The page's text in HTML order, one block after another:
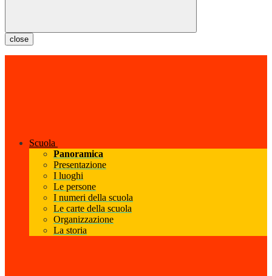
close
Scuola
Panoramica
Presentazione
I luoghi
Le persone
I numeri della scuola
Le carte della scuola
Organizzazione
La storia